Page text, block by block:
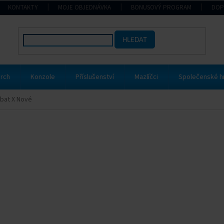
KONTAKTY MOJE OBJEDNÁVKA BONUSOVÝ PROGRAM
HLEDAT
Konzole Příslušenství Mazlíčci Společenské
X Nové